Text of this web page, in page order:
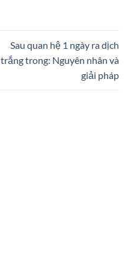
Sau quan hệ 1 ngày ra dịch
trắng trong: Nguyên nhân và
giải pháp